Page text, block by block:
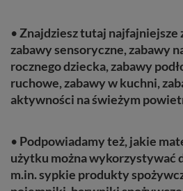
•Znajdziesz tutaj najfajniejsze
zabawy sensoryczne, zabawy
rocznego dziecka, zabawy
ruchowe, zabawy w kuchni,
aktywności na świeżym
• Podpowiadamy też, jakie
użytku można wykorzystywać
m.in. sypkie produkty